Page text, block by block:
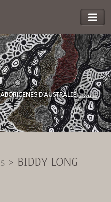
D'AUSTRALIE"cliquez ici"
> BIDDY LONG